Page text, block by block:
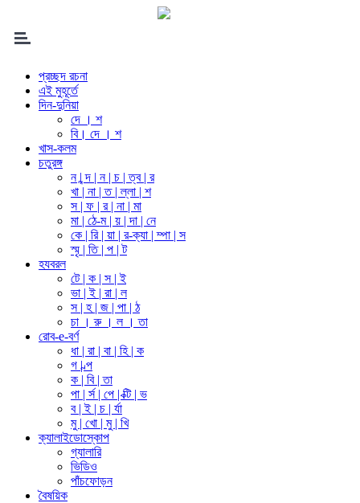
প্রচ্ছদ রচনা
এই মুহূর্তে
দিন-দুনিয়া
দে । শ
বি। দে । শ
খাস-কলম
চতুরঙ্গ
ন | ন্দ | ন | চ | ত্ব | র
খা | না | ত | ল্লা | শ
স | ফ | র | না | মা
মা | ঠে-ম | য় | দা | নে
কে | রি | য়া | র-ক্যা | ম্পা | স
স্মৃ | তি | প | ট
হযবরল
টে | ক | স | ই
ভা | ই | রা | ল
স | হ | জ | পা | ঠ
চা । রু । ল । তা
রোব-e-বর্ণ
ধা | রা | বা | হি | ক
গ | ল্প
ক | বি | তা
পা | র্স | পে | ক্টি | ভ
ব | ই | চ | র্যা
মু | খো | মু | খি
ক্যালাইডোস্কোপ
গ্যালারি
ভিডিও
পাঁচফোড়ন
বৈষয়িক